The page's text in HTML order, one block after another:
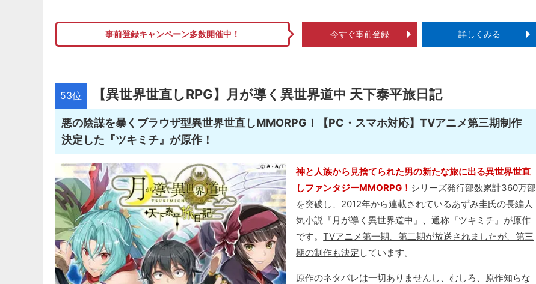
事前登録キャンペーン多数開催中！ 今すぐ事前登録 詳しくみる
53位 【異世界世直しRPG】月が導く異世界道中 天下泰平旅日記
悪の陰謀を暴くブラウザ型異世界世直しMMORPG！【PC・スマホ対応】TVアニメ第三期制作
決定した『ツキミチ』が原作！
神と人族から見捨てられた男の新たな旅に出る異世界世直
しファンタジーMMORPG！ シリーズ発行部数累計360万部
を突破し、2012年から連載されているあずみ圭氏の長編人
気小説『月が導く異世界道中』、通称『ツキミチ』が原作
です。TVアニメ第一期、第二期が放送されましたが、第三
期の制作も決定 しています。
原作のネタバレは一切ありませんし、むしろ、原作知らな